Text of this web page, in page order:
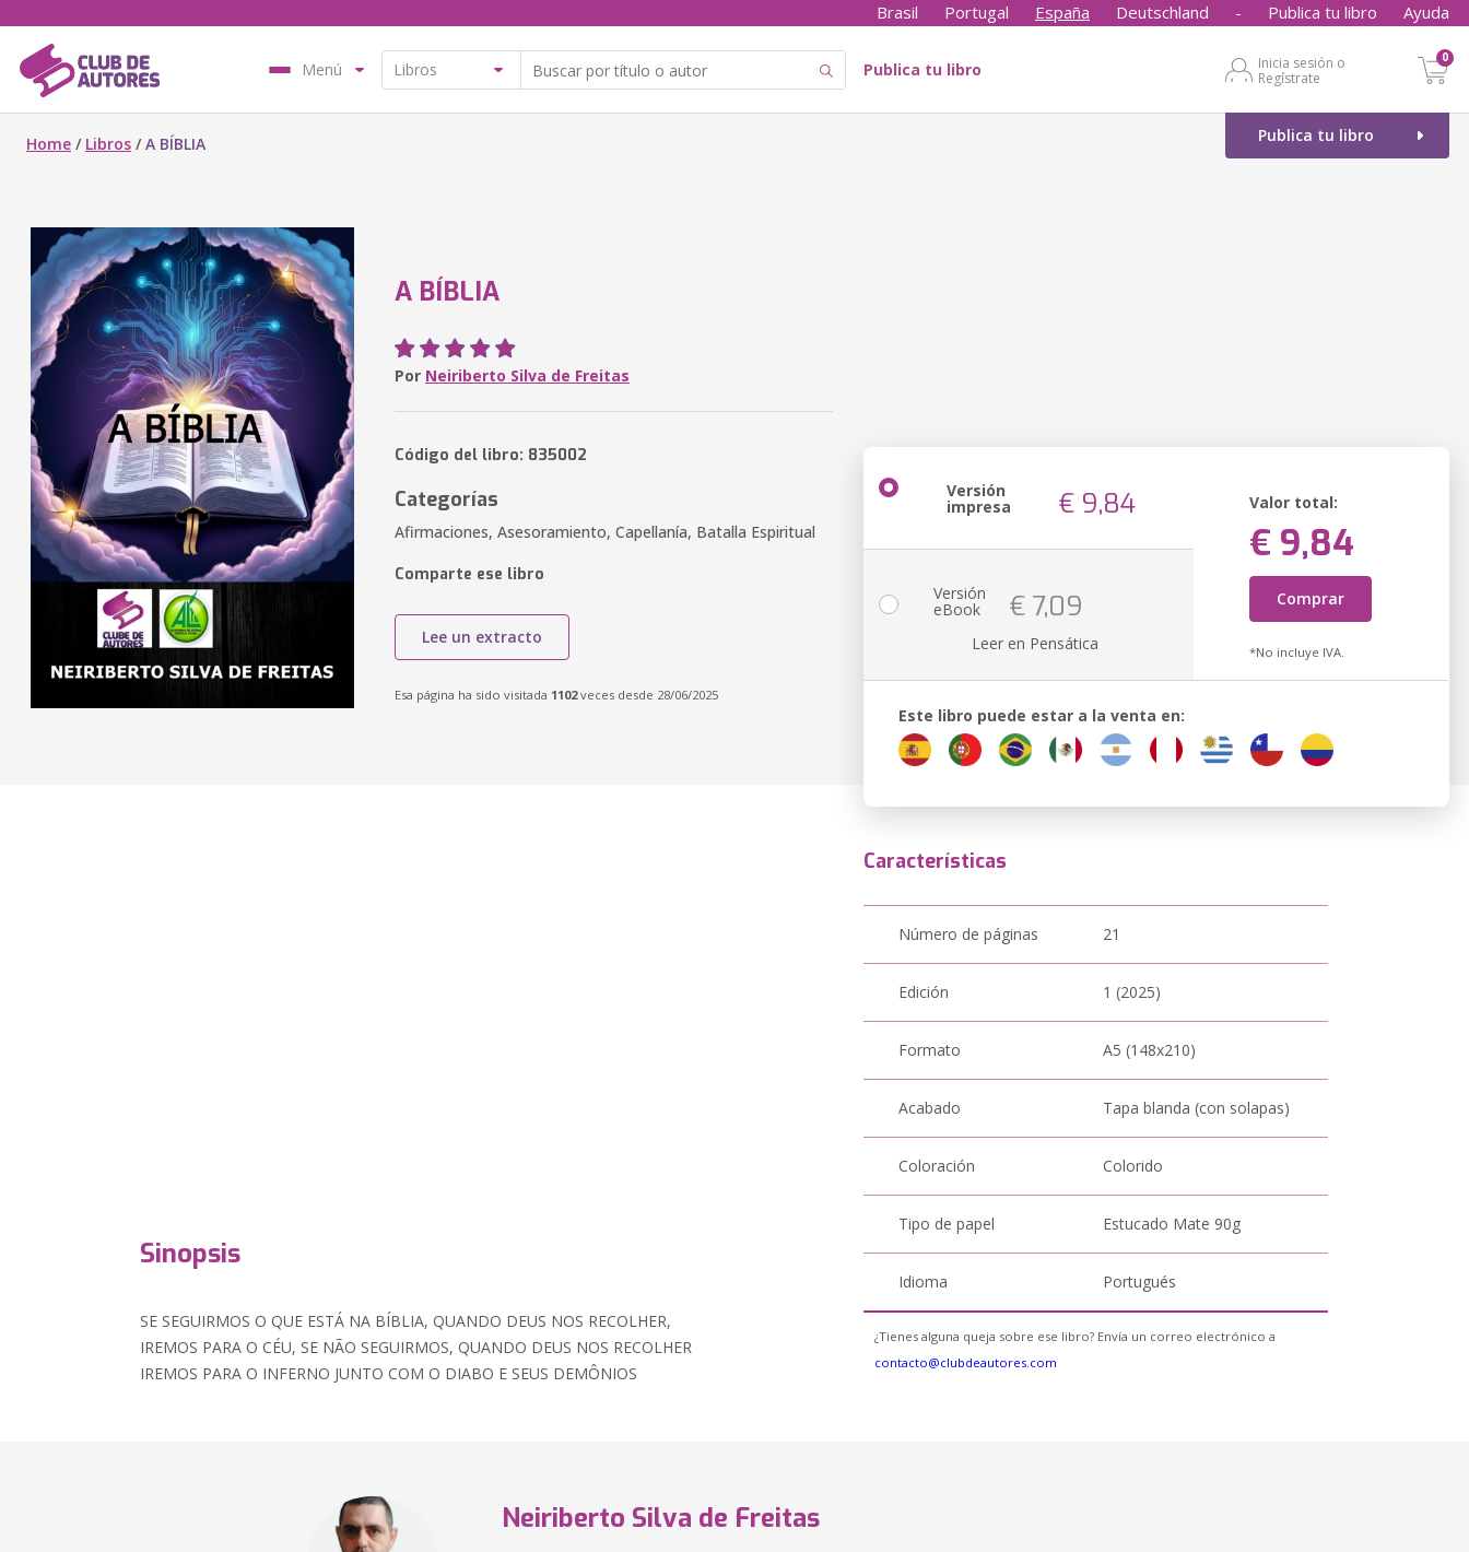
Brasil Portugal España Deutschland - Publica tu libro Ayuda
Menú Publica tu libro
Inicia sesión o
Regístrate
0
Publica tu libro
Home / Libros /A BÍBLIA
A BÍBLIA
Por Neiriberto Silva de Freitas
Código del libro: 835002
Categorías
Afirmaciones, Asesoramiento, Capellanía, Batalla Espiritual
Comparte ese libro
Lee un extracto
Esa página ha sido visitada 1102veces desde 28/06/2025
Versión
impresa € 9,84 Valor total:
€ 9,84
Comprar
*No incluye IVA.
Versión
eBook € 7,09
Leer en Pensática
Este libro puede estar a la venta en:
Sinopsis
SE SEGUIRMOS O QUE ESTÁ NA BÍBLIA, QUANDO DEUS NOS RECOLHER,
IREMOS PARA O CÉU, SE NÃO SEGUIRMOS, QUANDO DEUS NOS RECOLHER
IREMOS PARA O INFERNO JUNTO COM O DIABO E SEUS DEMÔNIOS
Características
Número de páginas 21
Edición 1 (2025)
Formato A5 (148x210)
Acabado Tapa blanda (con solapas)
Coloración Colorido
Tipo de papel Estucado Mate 90g
Idioma Portugués
¿Tienes alguna queja sobre ese libro? Envía un correo electrónico a
contacto@clubdeautores.com
Neiriberto Silva de Freitas